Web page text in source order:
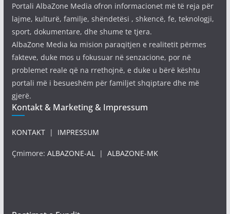
Portali AlbaZone Media ofron informacionet më të reja për
lajme, kulturë, familje, shëndetësi , shkencë, fe, teknologji,
sport, dokumentare, dhe shume te tjera.
AlbaZone Media ka mision paraqitjen e realitetit përmes
fakteve, duke mos u fokusuar në senzacione, por në
problemet reale që na rrethojnë, e duke u bërë kështu
portali më i besueshëm për familjet shqiptare dhe më
gjerë.
Kontakt & Marketing & Impressum
KONTAKT| IMPRESSUM
Çmimore: ALBAZONE-AL| ALBAZONE-MK